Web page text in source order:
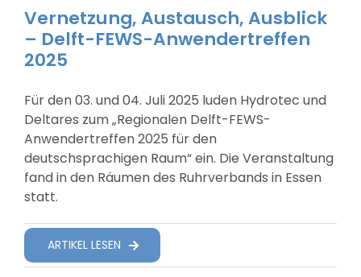
Vernetzung, Austausch, Ausblick
– Delft-FEWS-Anwendertreffen
2025
Für den 03. und 04. Juli 2025 luden Hydrotec und
Deltares zum „Regionalen Delft-FEWS-
Anwendertreffen 2025 für den
deutschsprachigen Raum“ ein. Die Veranstaltung
fand in den Räumen des Ruhrverbands in Essen
statt.
ARTIKEL LESEN